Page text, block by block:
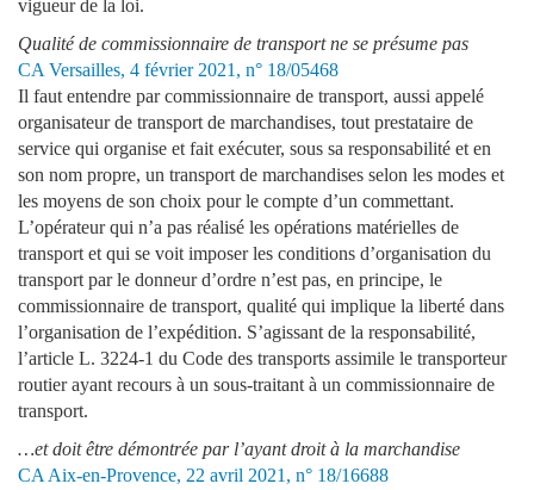
vigueur de la loi.
Qualité de commissionnaire de transport ne se présume pas
CA Versailles, 4 février 2021, n° 18/05468
Il faut entendre par commissionnaire de transport, aussi appelé
organisateur de transport de marchandises, tout prestataire de
service qui organise et fait exécuter, sous sa responsabilité et en
son nom propre, un transport de marchandises selon les modes et
les moyens de son choix pour le compte d’un commettant.
L’opérateur qui n’a pas réalisé les opérations matérielles de
transport et qui se voit imposer les conditions d’organisation du
transport par le donneur d’ordre n’est pas, en principe, le
commissionnaire de transport, qualité qui implique la liberté dans
l’organisation de l’expédition. S’agissant de la responsabilité,
l’article L. 3224-1 du Code des transports assimile le transporteur
routier ayant recours à un sous-traitant à un commissionnaire de
transport.
…et doit être démontrée par l’ayant droit à la marchandise
CA Aix-en-Provence, 22 avril 2021, n° 18/16688